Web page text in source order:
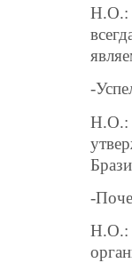
Н.О.:
-
Н.О.:
-
Н.О.: